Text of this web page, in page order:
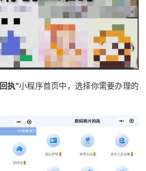
执“小程序首页中，选择你需要办理的